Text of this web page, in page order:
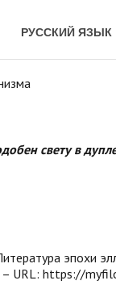
РУССКИЙ ЯЗЫК
свету в
эпохи
– URL: https://